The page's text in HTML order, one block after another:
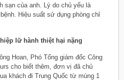
sạn của anh. Lý do chủ yếu là
Hiệu suất sử dụng phòng chỉ
lữ hành thiệt hại nặng
Hoan, Phó Tổng giám đốc Công
cho biết thêm, đơn vị đã chủ
khách đi Trung Quốc từ mùng 1